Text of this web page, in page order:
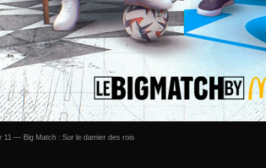
11 — Big Match : Sur le damier des rois